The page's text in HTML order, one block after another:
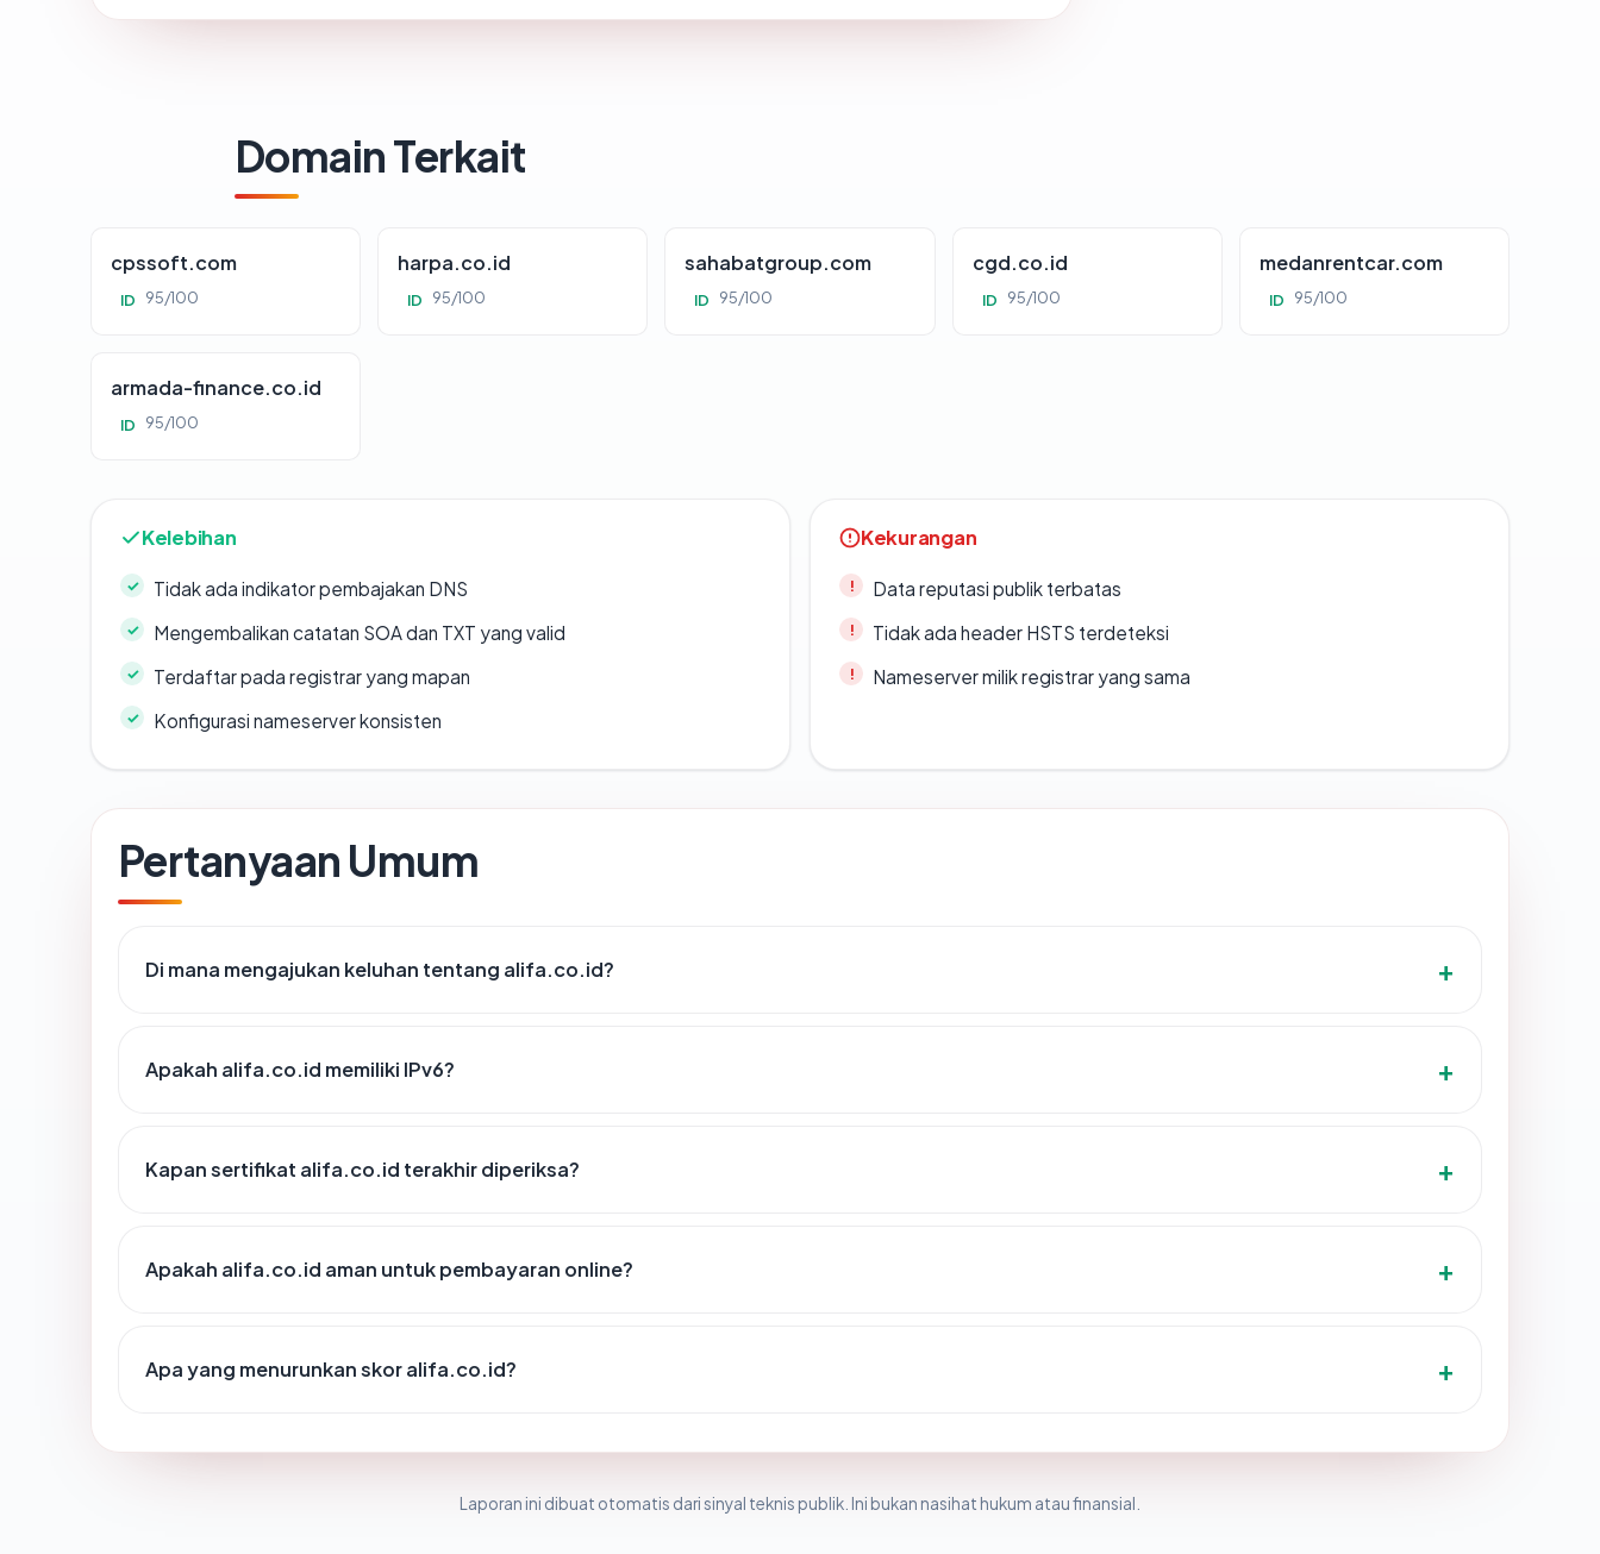
Domain Terkait
cpssoft.com
ID 95/100
harpa.co.id
ID 95/100
sahabatgroup.com
ID 95/100
cgd.co.id
ID 95/100
medanrentcar.com
ID 95/100
armada-finance.co.id
ID 95/100
Kelebihan
Tidak ada indikator pembajakan DNS
Mengembalikan catatan SOA dan TXT yang valid
Terdaftar pada registrar yang mapan
Konfigurasi nameserver konsisten
Kekurangan
Data reputasi publik terbatas
Tidak ada header HSTS terdeteksi
Nameserver milik registrar yang sama
Pertanyaan Umum
Di mana mengajukan keluhan tentang alifa.co.id?
Apakah alifa.co.id memiliki IPv6?
Kapan sertifikat alifa.co.id terakhir diperiksa?
Apakah alifa.co.id aman untuk pembayaran online?
Apa yang menurunkan skor alifa.co.id?
Laporan ini dibuat otomatis dari sinyal teknis publik. Ini bukan nasihat hukum atau finansial.